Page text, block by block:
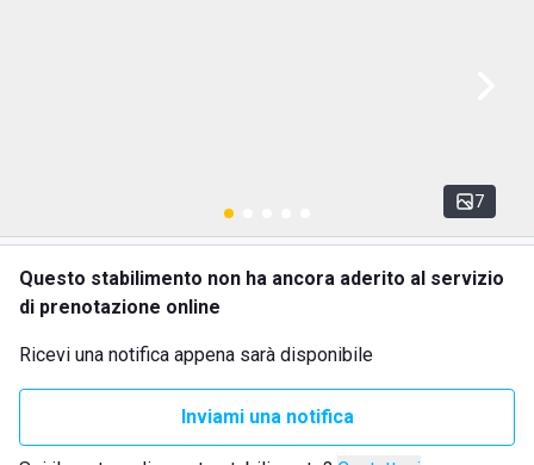
7
Questo stabilimento non ha ancora aderito al servizio
di prenotazione online
Ricevi una notifica appena sarà disponibile
Inviami una notifica